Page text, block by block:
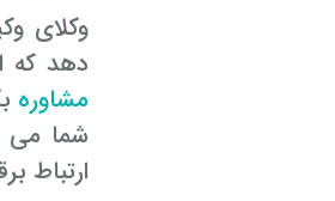
وکلای
دهد که از سراسر دنیا
مشاوره
شما می
ارتباط